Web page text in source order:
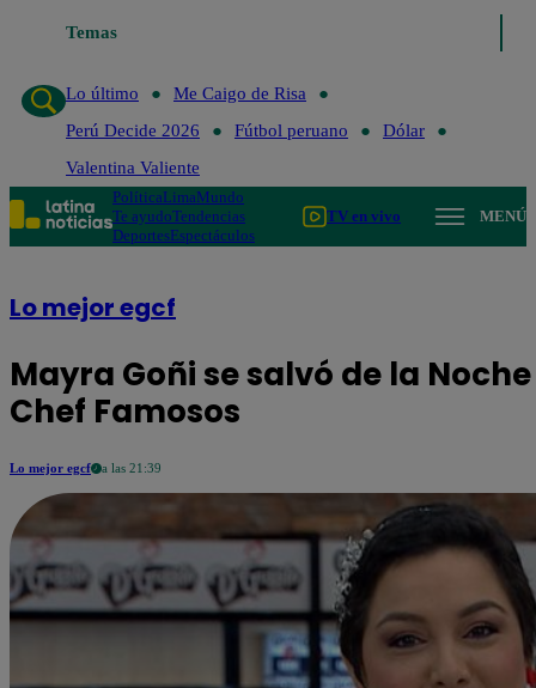
Temas
Lo último
Lo último
Me Caigo de Risa
Perú Decide 2026
Fútbol peruano
Dólar
Valentina Valiente
PolíticaLimaMundo
Te ayudoTendencias
DeportesEspectáculos
TV en vivo MENÚ
Lo mejor egcf
Mayra Goñi se salvó de la
Chef Famosos
Lo mejor egcf a las 21:39